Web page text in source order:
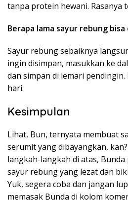
tanpa protein hewani. Rasanya
Berapa lama sayur rebung bisa
Sayur rebung sebaiknya
ingin disimpan, masukkan ke
dan simpan di lemari
hari.
Kesimpulan
Lihat, Bun, ternyata membuat
serumit yang dibayangkan,
langkah-langkah di atas,
sayur rebung yang lezat dan
Yuk, segera coba dan jangan
memasak Bunda di kolom